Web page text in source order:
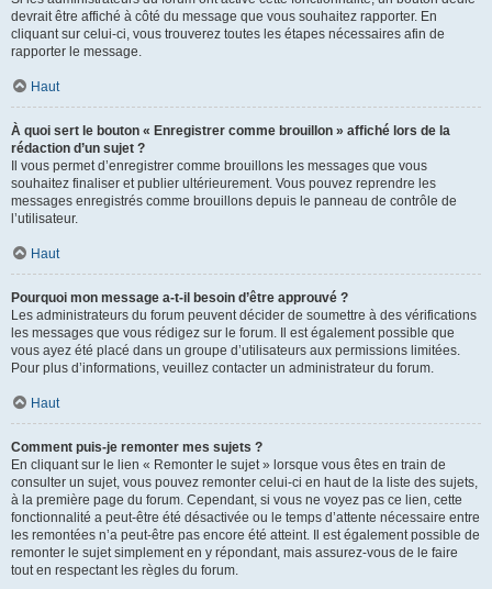
devrait être affiché à côté du message que vous souhaitez rapporter. En
cliquant sur celui-ci, vous trouverez toutes les étapes nécessaires afin de
rapporter le message.
Haut
À quoi sert le bouton « Enregistrer comme brouillon » affiché lors de la
rédaction d’un sujet ?
Il vous permet d’enregistrer comme brouillons les messages que vous
souhaitez finaliser et publier ultérieurement. Vous pouvez reprendre les
messages enregistrés comme brouillons depuis le panneau de contrôle de
l’utilisateur.
Haut
Pourquoi mon message a-t-il besoin d’être approuvé ?
Les administrateurs du forum peuvent décider de soumettre à des vérifications
les messages que vous rédigez sur le forum. Il est également possible que
vous ayez été placé dans un groupe d’utilisateurs aux permissions limitées.
Pour plus d’informations, veuillez contacter un administrateur du forum.
Haut
Comment puis-je remonter mes sujets ?
En cliquant sur le lien « Remonter le sujet » lorsque vous êtes en train de
consulter un sujet, vous pouvez remonter celui-ci en haut de la liste des sujets,
à la première page du forum. Cependant, si vous ne voyez pas ce lien, cette
fonctionnalité a peut-être été désactivée ou le temps d’attente nécessaire entre
les remontées n’a peut-être pas encore été atteint. Il est également possible de
remonter le sujet simplement en y répondant, mais assurez-vous de le faire
tout en respectant les règles du forum.